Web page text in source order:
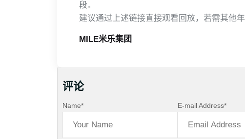
段。
建议通过上述链接直接观看回放，若需其他
MILE米乐集团
评论
Name* E-mail Address*